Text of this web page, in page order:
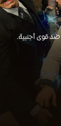
ضد قوى أجنبية.